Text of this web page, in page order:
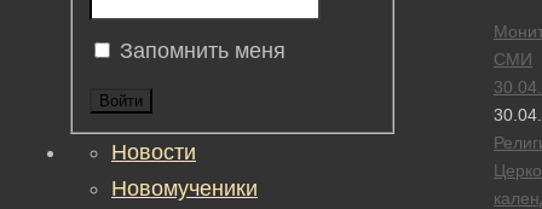
СМИ
Запомнить меня
Войти
Новости
Новомученики